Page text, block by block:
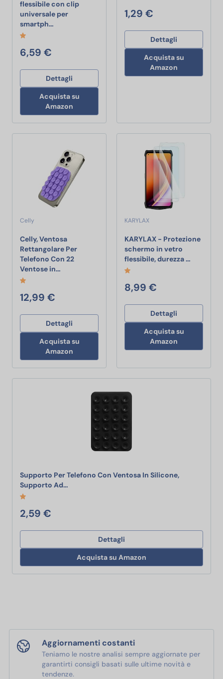
flessibile con clip
universale per
smartph…
6,59 €
Dettagli
Acquista su
Amazon
1,29 €
Dettagli
Acquista su
Amazon
Celly
Celly, Ventosa
Rettangolare Per
Telefono Con 22
Ventose in… Celly, Ventosa Rettangolare Per Telefono Con
12,99 €
Dettagli
Acquista su
Amazon
KARYLAX
KARYLAX - Protezione
schermo in vetro
flessibile, durezza …
8,99 €
Dettagli
Acquista su
Amazon
Supporto Per Telefono Con Ventosa In Silicone,
Supporto Ad…
2,59 €
Dettagli
Acquista su Amazon
Aggiornamenti costanti
Teniamo le nostre analisi sempre aggiornate per
garantirti consigli basati sulle ultime novità e
tendenze.